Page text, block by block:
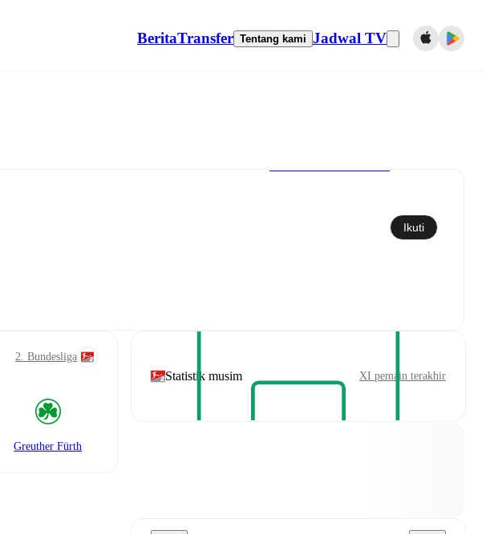
BeritaTransfer Tentang kami Jadwal TV
Ikuti
2. Bundesliga
Greuther Fürth
Statistik musim XI pemain terakhir